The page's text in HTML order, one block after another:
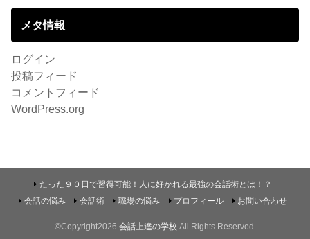
メタ情報
ログイン
投稿フィード
コメントフィード
WordPress.org
たった９０日で習得可能！人に好かれる最強の会話術とは！？
会話の悩み
会話術 職場の悩み プロフィール お問い合わせ
©Copyright2026 会話上達の学校 .All Rights Reserved.